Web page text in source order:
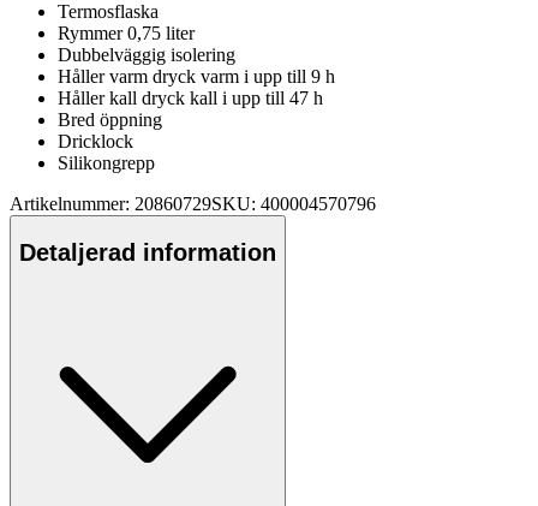
Termosflaska
Rymmer 0,75 liter
Dubbelväggig isolering
Håller varm dryck varm i upp till 9 h
Håller kall dryck kall i upp till 47 h
Bred öppning
Dricklock
Silikongrepp
Artikelnummer: 20860729SKU: 400004570796
Detaljerad information